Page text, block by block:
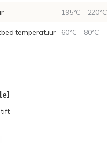
195°C - 220°C
temperatuur 60°C - 80°C